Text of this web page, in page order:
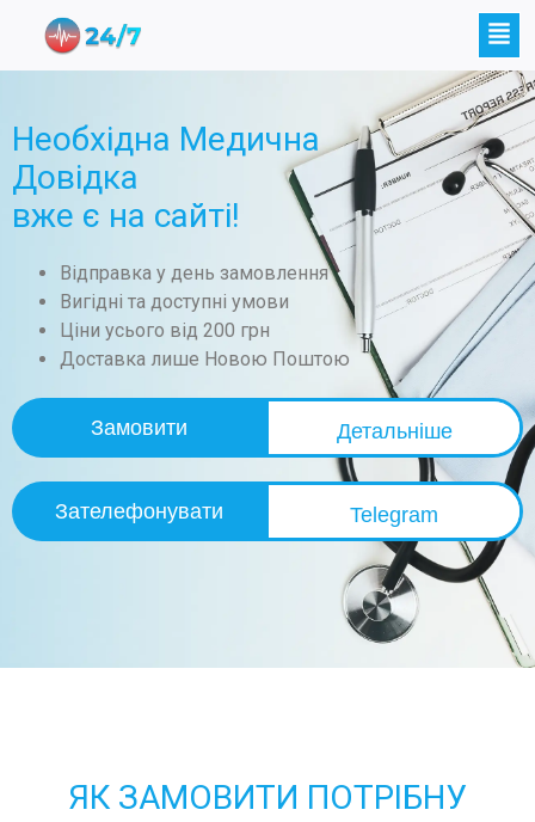
Необхідна Медична
Довідка
вже є на сайті!
Відправка у день замовлення
Вигідні та доступні умови
Ціни усього від 200 грн
Доставка лише Новою Поштою
Замовити Детальніше
Зателефонувати Telegram
ЯК ЗАМОВИТИ ПОТРІБНУ